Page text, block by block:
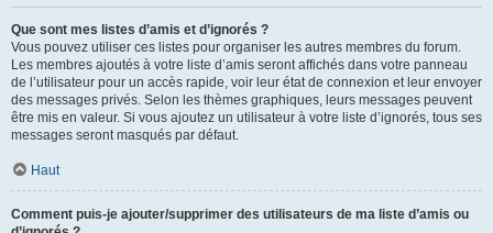
Que sont mes listes d’amis et d’ignorés ?
Vous pouvez utiliser ces listes pour organiser les autres membres du forum.
Les membres ajoutés à votre liste d’amis seront affichés dans votre panneau
de l’utilisateur pour un accès rapide, voir leur état de connexion et leur envoyer
des messages privés. Selon les thèmes graphiques, leurs messages peuvent
être mis en valeur. Si vous ajoutez un utilisateur à votre liste d’ignorés, tous ses
messages seront masqués par défaut.
Haut
Comment puis-je ajouter/supprimer des utilisateurs de ma liste d’amis ou